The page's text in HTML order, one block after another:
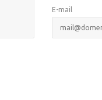
E-mail